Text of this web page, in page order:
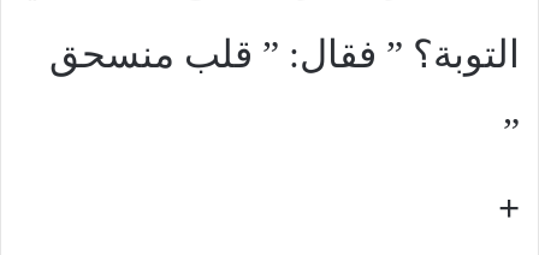
التوبة؟ ” فقال: ” قلب منسحق
”
+